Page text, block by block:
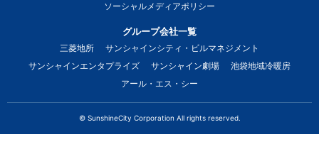
ソーシャルメディアポリシー
グループ会社一覧
三菱地所
サンシャインシティ・ビルマネジメント
サンシャインエンタプライズ
サンシャイン劇場
池袋地域冷暖房
アール・エス・シー
© SunshineCity Corporation All rights reserved.